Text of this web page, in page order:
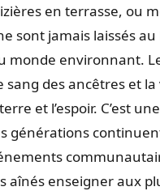
en terrasse, ou
sont jamais laissés
monde environnant.
des ancêtres et
et l’espoir. C’est
générations
aînés enseigner aux